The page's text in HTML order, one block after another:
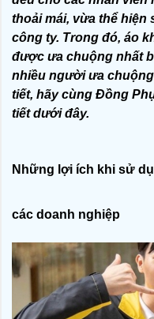
thoải mái, vừa thể hiện
công ty. Trong đó, áo
được ưa chuộng nhất
nhiều người ưa
tiết, hãy cùng Đồng
tiết dưới đây.
Những lợi ích khi sử
các doanh nghiệp